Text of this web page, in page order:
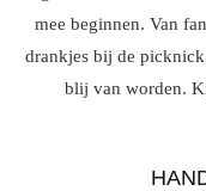
mee beginnen. Van
drankjes bij de
blij van worden.